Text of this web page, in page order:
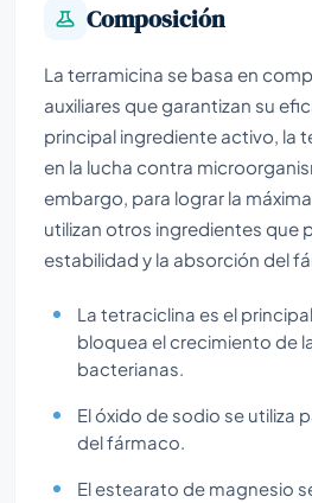
Composición
La terramicina se basa en
auxiliares que garantizan su
principal ingrediente activo, la
en la lucha contra
embargo, para lograr la
utilizan otros ingredientes que
estabilidad y la absorción del
La tetraciclina es el
bloquea el crecimiento de
bacterianas.
El óxido de sodio se utiliza
del fármaco.
El estearato de magnesio